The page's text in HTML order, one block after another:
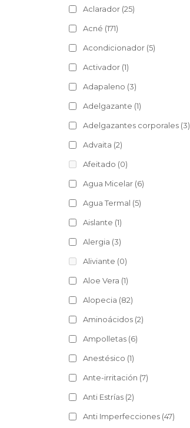
Aclarador (25)
Acné (171)
Acondicionador (5)
Activador (1)
Adapaleno (3)
Adelgazante (1)
Adelgazantes corporales (3)
Advaita (2)
Afeitado (0)
Agua Micelar (6)
Agua Termal (5)
Aislante (1)
Alergia (3)
Aliviante (0)
Aloe Vera (1)
Alopecia (82)
Aminoácidos (2)
Ampolletas (6)
Anestésico (1)
Ante-irritación (7)
Anti Estrías (2)
Anti Imperfecciones (47)